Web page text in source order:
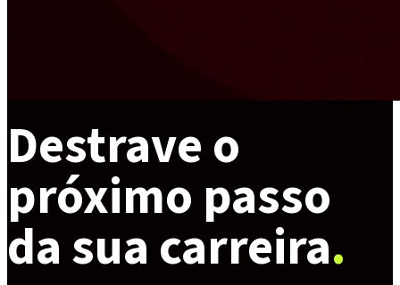
Destrave o
próximo passo
da sua carreira.